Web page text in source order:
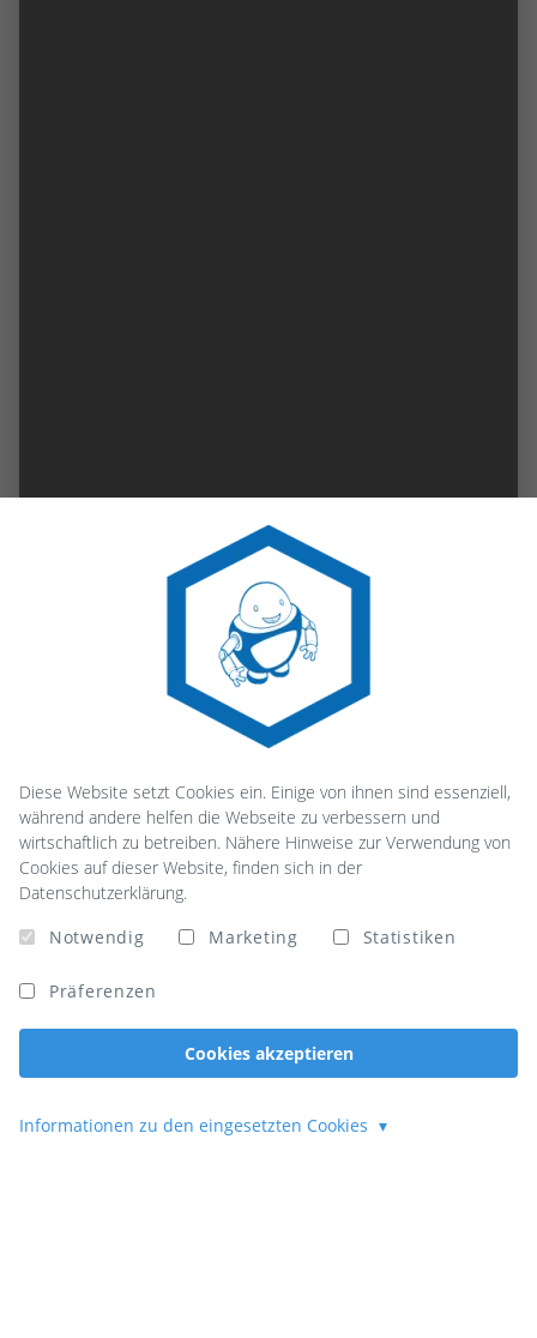
Diese Website setzt Cookies ein. Einige von ihnen sind essenziell,
während andere helfen die Webseite zu verbessern und
wirtschaftlich zu betreiben. Nähere Hinweise zur Verwendung von
Cookies auf dieser Website, finden sich in der
Datenschutzerklärung.
Notwendig
Marketing Statistiken
Präferenzen
Cookies akzeptieren
Informationen zu den eingesetzten Cookies